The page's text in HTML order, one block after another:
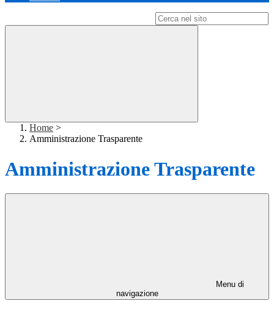
Home >
Amministrazione Trasparente
Amministrazione Trasparente
Menu di
navigazione